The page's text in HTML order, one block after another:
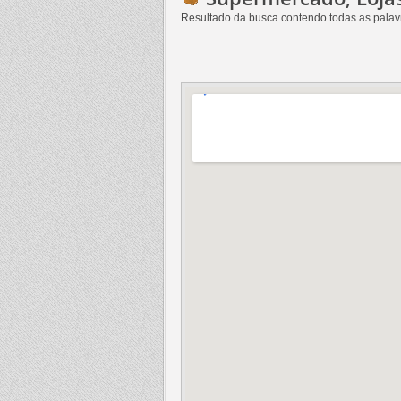
Resultado da busca contendo todas as